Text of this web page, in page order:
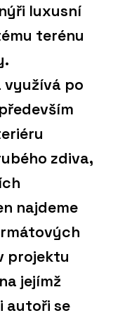
luxusní
terénu
využívá po
zdiva,
najdeme
projektu
jejímž
autoři se